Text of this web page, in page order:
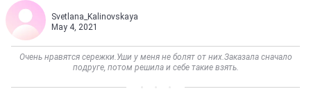
Svetlana_Kalinovskaya
May 4, 2021
Очень нравятся сережки.Уши у меня не болят от них.Заказала сначало
подруге, потом решила и себе такие взять.